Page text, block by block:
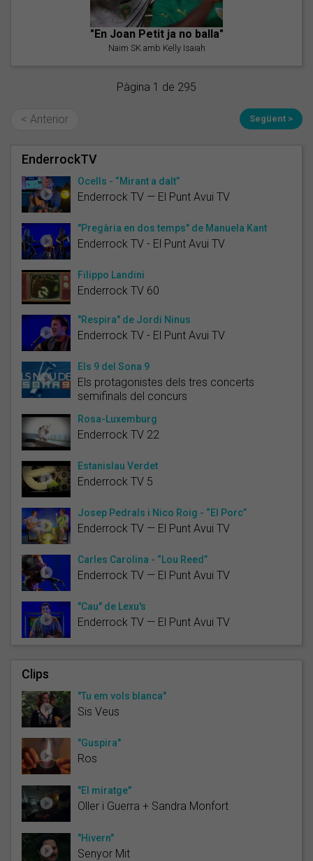
"En Joan Petit ja no balla"
Naim SK amb Kelly Isaiah
Pàgina 1 de 295
< Anterior Següent >
EnderrockTV
Ocells - “Mirant a dalt”
Enderrock TV — El Punt Avui TV
"Pregària en dos temps" de Manuela Kant
Enderrock TV - El Punt Avui TV
Filippo Landini
Enderrock TV 60
"Respira" de Jordi Ninus
Enderrock TV - El Punt Avui TV
Els 9 del Sona 9
Els protagonistes dels tres concerts
semifinals del concurs
Rosa-Luxemburg
Enderrock TV 22
Estanislau Verdet
Enderrock TV 5
Josep Pedrals i Nico Roig - “El Porc”
Enderrock TV — El Punt Avui TV
Carles Carolina - “Lou Reed”
Enderrock TV — El Punt Avui TV
"Cau" de Lexu's
Enderrock TV — El Punt Avui TV
Clips
"Tu em vols blanca"
Sis Veus
"Guspira"
Ros
"El miratge"
Oller i Guerra + Sandra Monfort
"Hivern"
Senyor Mit